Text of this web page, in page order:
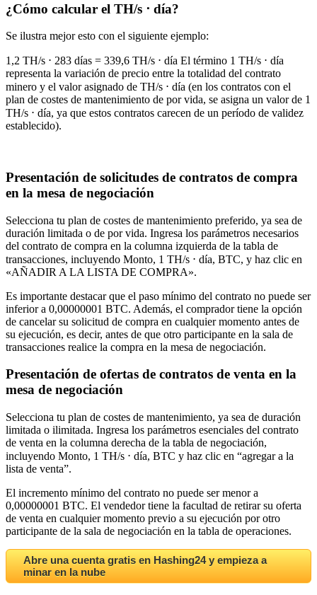
¿Cómo calcular el TH/s ⋅ día?
Se ilustra mejor esto con el siguiente ejemplo:
1,2 TH/s ⋅ 283 días = 339,6 TH/s ⋅ día El término 1 TH/s ⋅ día
representa la variación de precio entre la totalidad del contrato
minero y el valor asignado de TH/s ⋅ día (en los contratos con el
plan de costes de mantenimiento de por vida, se asigna un valor de 1
TH/s ⋅ día, ya que estos contratos carecen de un período de validez
establecido).
Presentación de solicitudes de contratos de compra
en la mesa de negociación
Selecciona tu plan de costes de mantenimiento preferido, ya sea de
duración limitada o de por vida. Ingresa los parámetros necesarios
del contrato de compra en la columna izquierda de la tabla de
transacciones, incluyendo Monto, 1 TH/s ⋅ día, BTC, y haz clic en
«AÑADIR A LA LISTA DE COMPRA».
Es importante destacar que el paso mínimo del contrato no puede ser
inferior a 0,00000001 BTC. Además, el comprador tiene la opción
de cancelar su solicitud de compra en cualquier momento antes de
su ejecución, es decir, antes de que otro participante en la sala de
transacciones realice la compra en la mesa de negociación.
Presentación de ofertas de contratos de venta en la
mesa de negociación
Selecciona tu plan de costes de mantenimiento, ya sea de duración
limitada o ilimitada. Ingresa los parámetros esenciales del contrato
de venta en la columna derecha de la tabla de negociación,
incluyendo Monto, 1 TH/s ⋅ día, BTC y haz clic en “agregar a la
lista de venta”.
El incremento mínimo del contrato no puede ser menor a
0,00000001 BTC. El vendedor tiene la facultad de retirar su oferta
de venta en cualquier momento previo a su ejecución por otro
participante de la sala de negociación en la tabla de operaciones.
Abre una cuenta gratis en Hashing24 y empieza a
minar en la nube